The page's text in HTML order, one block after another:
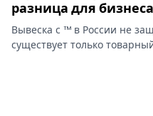
разница для бизнеса
Вывеска с ™ в России не
существует только